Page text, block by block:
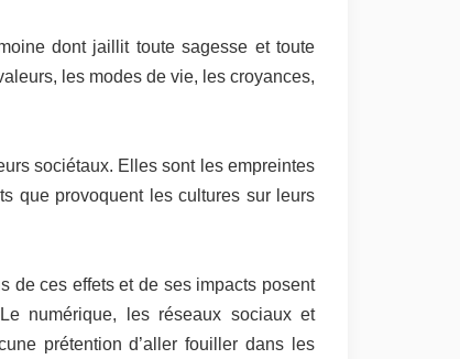
dont jaillit toute sagesse et toute
les modes de vie, les croyances,
sociétaux. Elles sont les empreintes
que provoquent les cultures sur leurs
de ces effets et de ses impacts posent
numérique, les réseaux sociaux et
prétention d’aller fouiller dans les